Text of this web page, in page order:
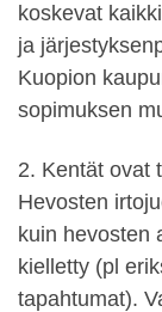
koskevat
ja
Kuopion
sopimuksen
2. Kentät ovat
Hevosten
kuin hevosten
kielletty (pl
tapahtumat).